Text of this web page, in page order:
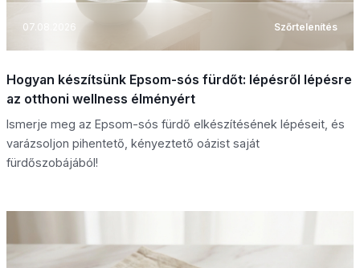
07.08.2026 Szőrtelenítés
Hogyan készítsünk Epsom-sós fürdőt: lépésről lépésre
az otthoni wellness élményért
Ismerje meg az Epsom-sós fürdő elkészítésének lépéseit, és
varázsoljon pihentető, kényeztető oázist saját
fürdőszobájából!